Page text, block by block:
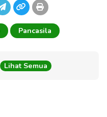
Pancasila
Lihat Semua